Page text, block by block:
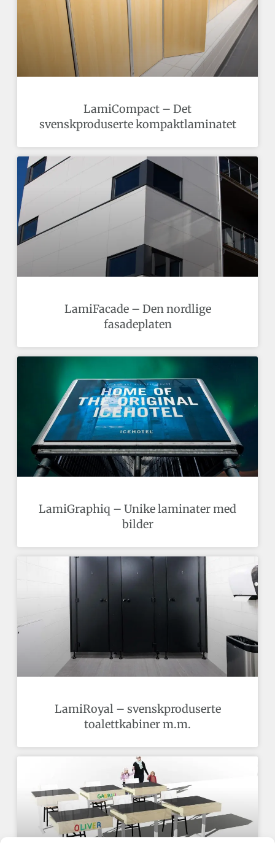
LamiCompact – Det
svenskproduserte kompaktlaminatet
LamiFacade – Den nordlige
fasadeplaten
LamiGraphiq – Unike laminater med
bilder
LamiRoyal – svenskproduserte
toalettkabiner m.m.